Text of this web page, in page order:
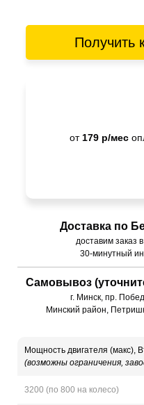
Мощность двигателя (макс),
(возможны ограничения,
3200 (по 800 на колесо)
Получить
от 179 р/мес
г. Минск, пр.
Минский район,
Самовывоз
доставим заказ
30-минутный
Доставка по